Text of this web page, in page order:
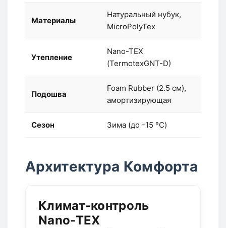
Материалы
Натуральный нубук,
MicroPolyTex
Утепление
Nano-TEX
(TermotexGNT-D)
Подошва
Foam Rubber (2.5 см),
амортизирующая
Сезон Зима (до -15 °C)
Архитектура Комфорта
Климат-контроль
Nano-TEX